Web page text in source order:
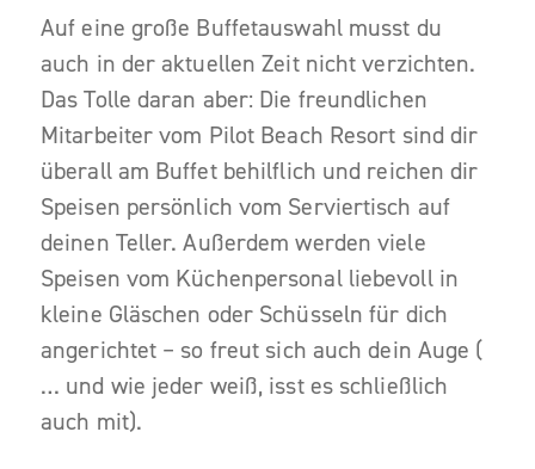
Auf eine große Buffetauswahl musst du
auch in der aktuellen Zeit nicht verzichten.
Das Tolle daran aber: Die freundlichen
Mitarbeiter vom Pilot Beach Resort sind dir
überall am Buffet behilflich und reichen dir
Speisen persönlich vom Serviertisch auf
deinen Teller. Außerdem werden viele
Speisen vom Küchenpersonal liebevoll in
kleine Gläschen oder Schüsseln für dich
angerichtet – so freut sich auch dein Auge (
… und wie jeder weiß, isst es schließlich
auch mit).